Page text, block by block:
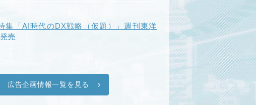
集「AI時代のDX戦略（仮題）」週刊東洋
売
広告企画情報一覧を見る